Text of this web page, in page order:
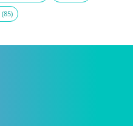
(85)